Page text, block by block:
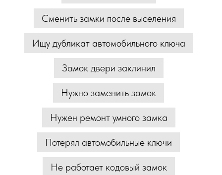
Сменить замки после выселения
Ищу дубликат автомобильного ключа
Замок двери заклинил
Нужно заменить замок
Нужен ремонт умного замка
Потерял автомобильные ключи
Не работает кодовый замок